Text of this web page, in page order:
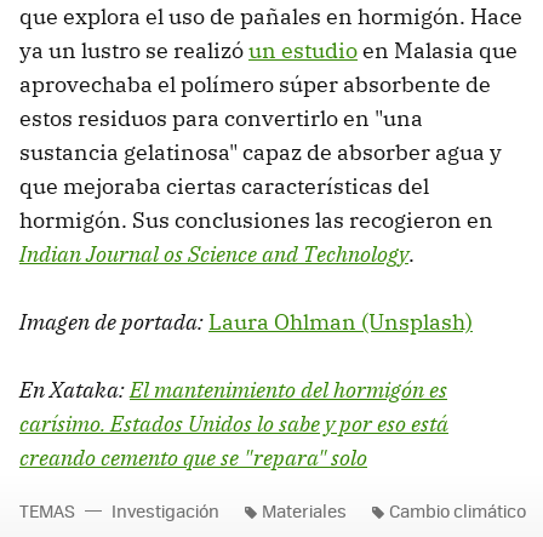
que explora el uso de pañales en hormigón. Hace
ya un lustro se realizóun estudioen Malasia que
aprovechaba el polímero súper absorbente de
estos residuos para convertirlo en "una
sustancia gelatinosa" capaz de absorber agua y
que mejoraba ciertas características del
hormigón. Sus conclusiones las recogieron en
Indian Journal os Science and Technology.
Imagen de portada: Laura Ohlman (Unsplash)
En Xataka:El mantenimiento del hormigón es
carísimo. Estados Unidos lo sabe y por eso está
creando cemento que se "repara" solo
TEMAS Investigación Materiales Cambio climático